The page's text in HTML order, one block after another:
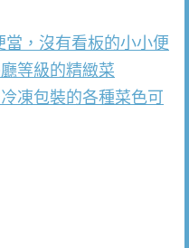
，沒有看板的小小便
等級的精緻菜
凍包裝的各種菜色可